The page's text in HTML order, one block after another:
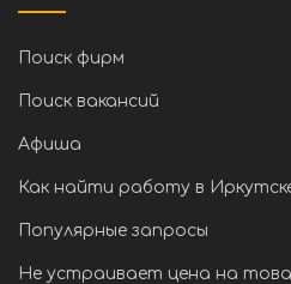
Поиск фирм
Поиск вакансий
Афиша
Как найти работу в
Популярные запросы
Не устраивает цена на